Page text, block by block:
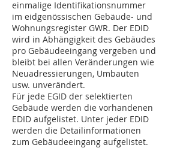
einmalige Identifikationsnummer
im eidgenössischen Gebäude- und
Wohnungsregister GWR. Der EDID
wird in Abhängigkeit des Gebäudes
pro Gebäudeeingang vergeben und
bleibt bei allen Veränderungen wie
Neuadressierungen, Umbauten
usw. unverändert.
Für jede EGID der selektierten
Gebäude werden die vorhandenen
EDID aufgelistet. Unter jeder EDID
werden die Detailinformationen
zum Gebäudeeingang aufgelistet.